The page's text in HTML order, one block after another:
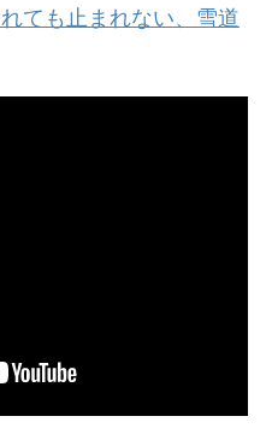
ても止まれない、雪道